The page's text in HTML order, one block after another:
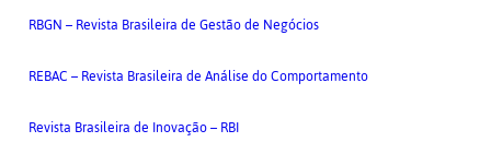
RBGN – Revista Brasileira de Gestão de Negócios
REBAC – Revista Brasileira de Análise do Comportamento
Revista Brasileira de Inovação – RBI